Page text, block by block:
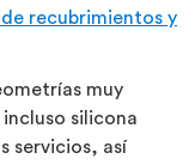
recubrimientos y
muy
incluso silicona
servicios, así